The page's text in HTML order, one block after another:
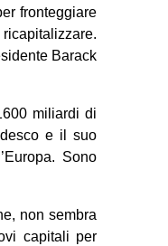
fronteggiare
Barack
miliardi di
e il suo
Sono
non sembra
capitali per